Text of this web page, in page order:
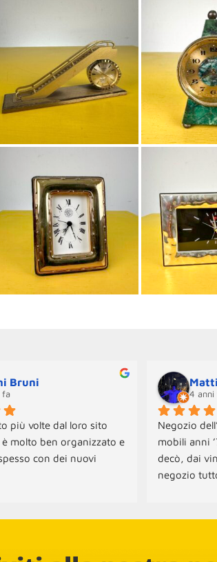
Bruni
fa
più volte dal loro sito
molto ben organizzato e
con dei nuovi
4 anni
Negozio
mobili anni
decò, dai
negozio